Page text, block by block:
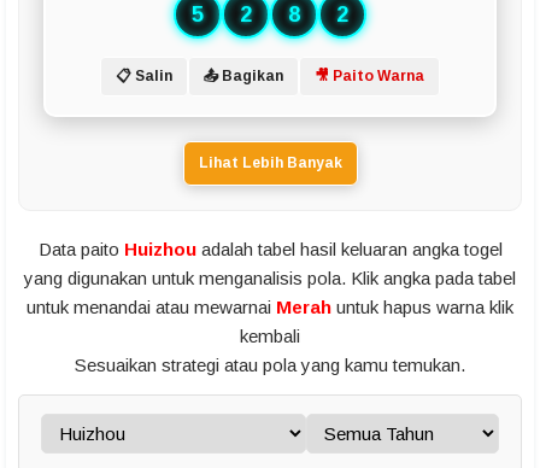
5 2 8 2
📋 Salin 📤 Bagikan 🎥 Paito Warna
Lihat Lebih Banyak
Data paito Huizhouadalah tabel hasil keluaran angka togel
yang digunakan untuk menganalisis pola. Klik angka pada tabel
untuk menandai atau mewarnai Merah untuk hapus warna klik
kembali
Sesuaikan strategi atau pola yang kamu temukan.